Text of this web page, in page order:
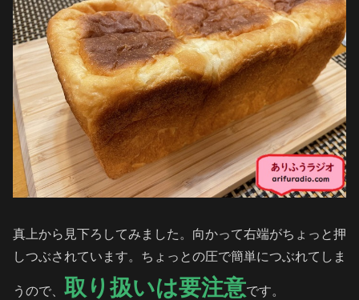
真上から見下ろしてみました。向かって右端がちょっと押
しつぶされています。ちょっとの圧で簡単につぶれてしま
うので、 取り扱いは要注意です。